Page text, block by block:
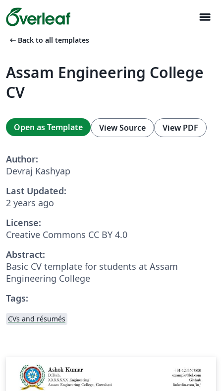
menu
arrow_left_alt Back to all templates
Assam Engineering College
CV
Open as Template View Source View PDF
Author:
Devraj Kashyap
Last Updated:
2 years ago
License:
Creative Commons CC BY 4.0
Abstract:
Basic CV template for students at Assam
Engineering College
Tags:
CVs and résumés